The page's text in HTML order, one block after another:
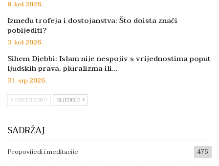
6. kol 2026.
Između trofeja i dostojanstva: Što doista znači
pobijediti?
3. kol 2026.
Sihem Djebbi: Islam nije nespojiv s vrijednostima poput
ljudskih prava, pluralizma ili…
31. srp 2026.
PRETHODNO SLJEDEĆE
SADRŽAJ
Propovijedi i meditacije
475